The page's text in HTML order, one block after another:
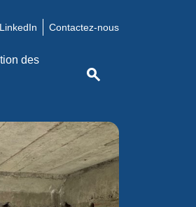
LinkedIn Contactez-nous
des
search